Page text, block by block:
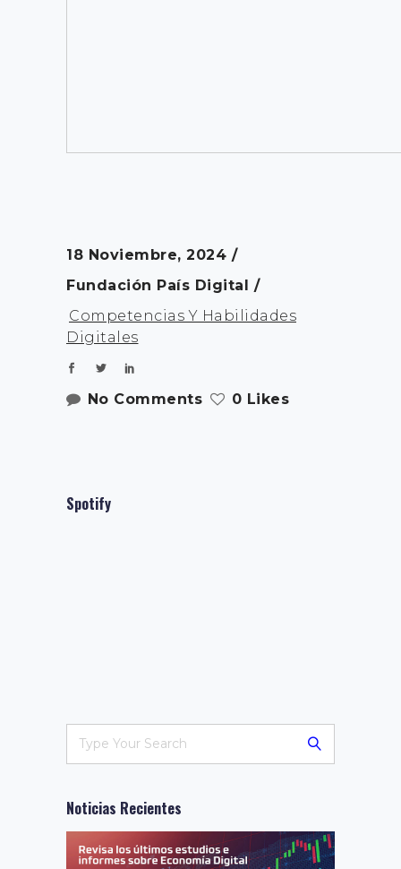
18 Noviembre, 2024
Fundación País Digital
Competencias Y Habilidades
Digitales
No Comments 0 Likes
Spotify
Noticias Recientes